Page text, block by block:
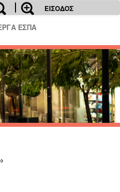
ΕΙΣΟΔΟΣ
ΕΣΠΑ